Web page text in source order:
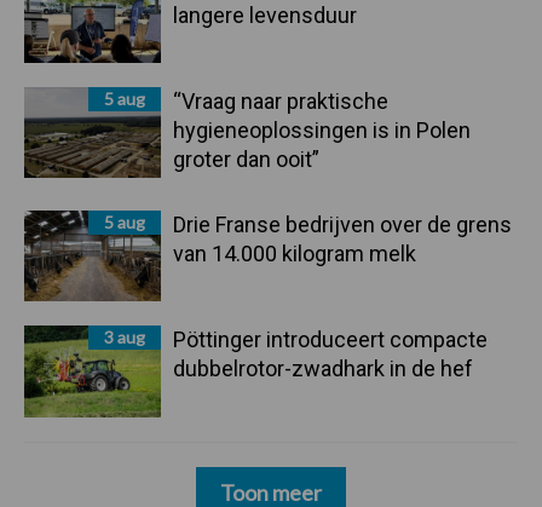
langere levensduur
5 aug
“Vraag naar praktische
hygieneoplossingen is in Polen
groter dan ooit”
5 aug
Drie Franse bedrijven over de grens
van 14.000 kilogram melk
3 aug
Pöttinger introduceert compacte
dubbelrotor-zwadhark in de hef
Toon meer